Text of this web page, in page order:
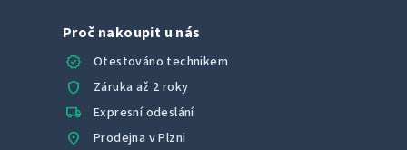
Proč nakoupit u nás
verified
Otestováno technikem
shield Záruka až 2 roky
local_shipping Expresní odeslání
location_on Prodejna v Plzni